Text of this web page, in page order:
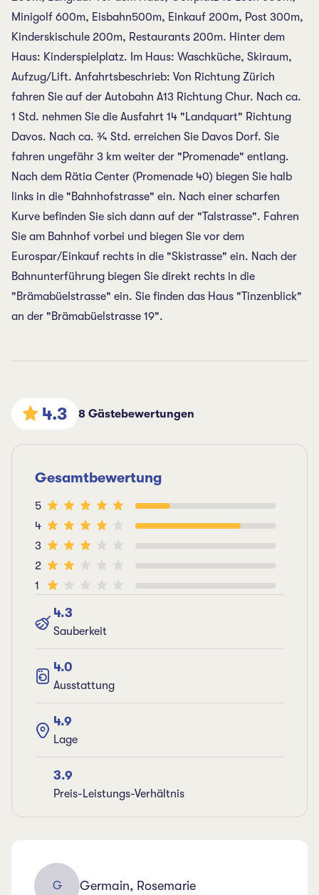
Minigolf 600m, Eisbahn500m, Einkauf 200m, Post 300m,
Kinderskischule 200m, Restaurants 200m. Hinter dem
Haus: Kinderspielplatz. Im Haus: Waschküche, Skiraum,
Aufzug/Lift. Anfahrtsbeschrieb: Von Richtung Zürich
fahren Sie auf der Autobahn A13 Richtung Chur. Nach ca.
1 Std. nehmen Sie die Ausfahrt 14 "Landquart" Richtung
Davos. Nach ca. ¾ Std. erreichen Sie Davos Dorf. Sie
fahren ungefähr 3 km weiter der "Promenade" entlang.
Nach dem Rätia Center (Promenade 40) biegen Sie halb
links in die "Bahnhofstrasse" ein. Nach einer scharfen
Kurve befinden Sie sich dann auf der "Talstrasse". Fahren
Sie am Bahnhof vorbei und biegen Sie vor dem
Eurospar/Einkauf rechts in die "Skistrasse" ein. Nach der
Bahnunterführung biegen Sie direkt rechts in die
"Brämabüelstrasse" ein. Sie finden das Haus "Tinzenblick"
an der "Brämabüelstrasse 19".
4.3 8 Gästebewertungen
Gesamtbewertung
5
4
3
2
1
4.3
Sauberkeit
4.0
Ausstattung
4.9
Lage
3.9
Preis-Leistungs-Verhältnis
G Germain, Rosemarie